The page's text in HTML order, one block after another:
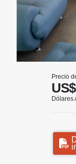
Precio
Dólares